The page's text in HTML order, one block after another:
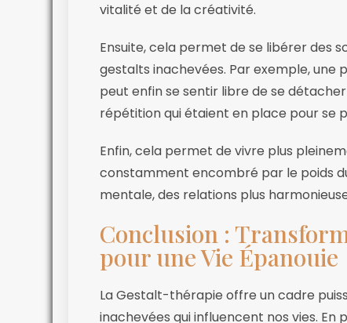
vitalité et de la créativité.
Ensuite, cela permet de se libérer des
gestalts inachevées. Par exemple, une
peut enfin se sentir libre de se
répétition qui étaient en place pour se
Enfin, cela permet de vivre plus
constamment encombré par le poids
mentale, des relations plus
Conclusion :
pour une Vie Épanouie
La Gestalt-thérapie offre un cadre
inachevées qui influencent nos vies.